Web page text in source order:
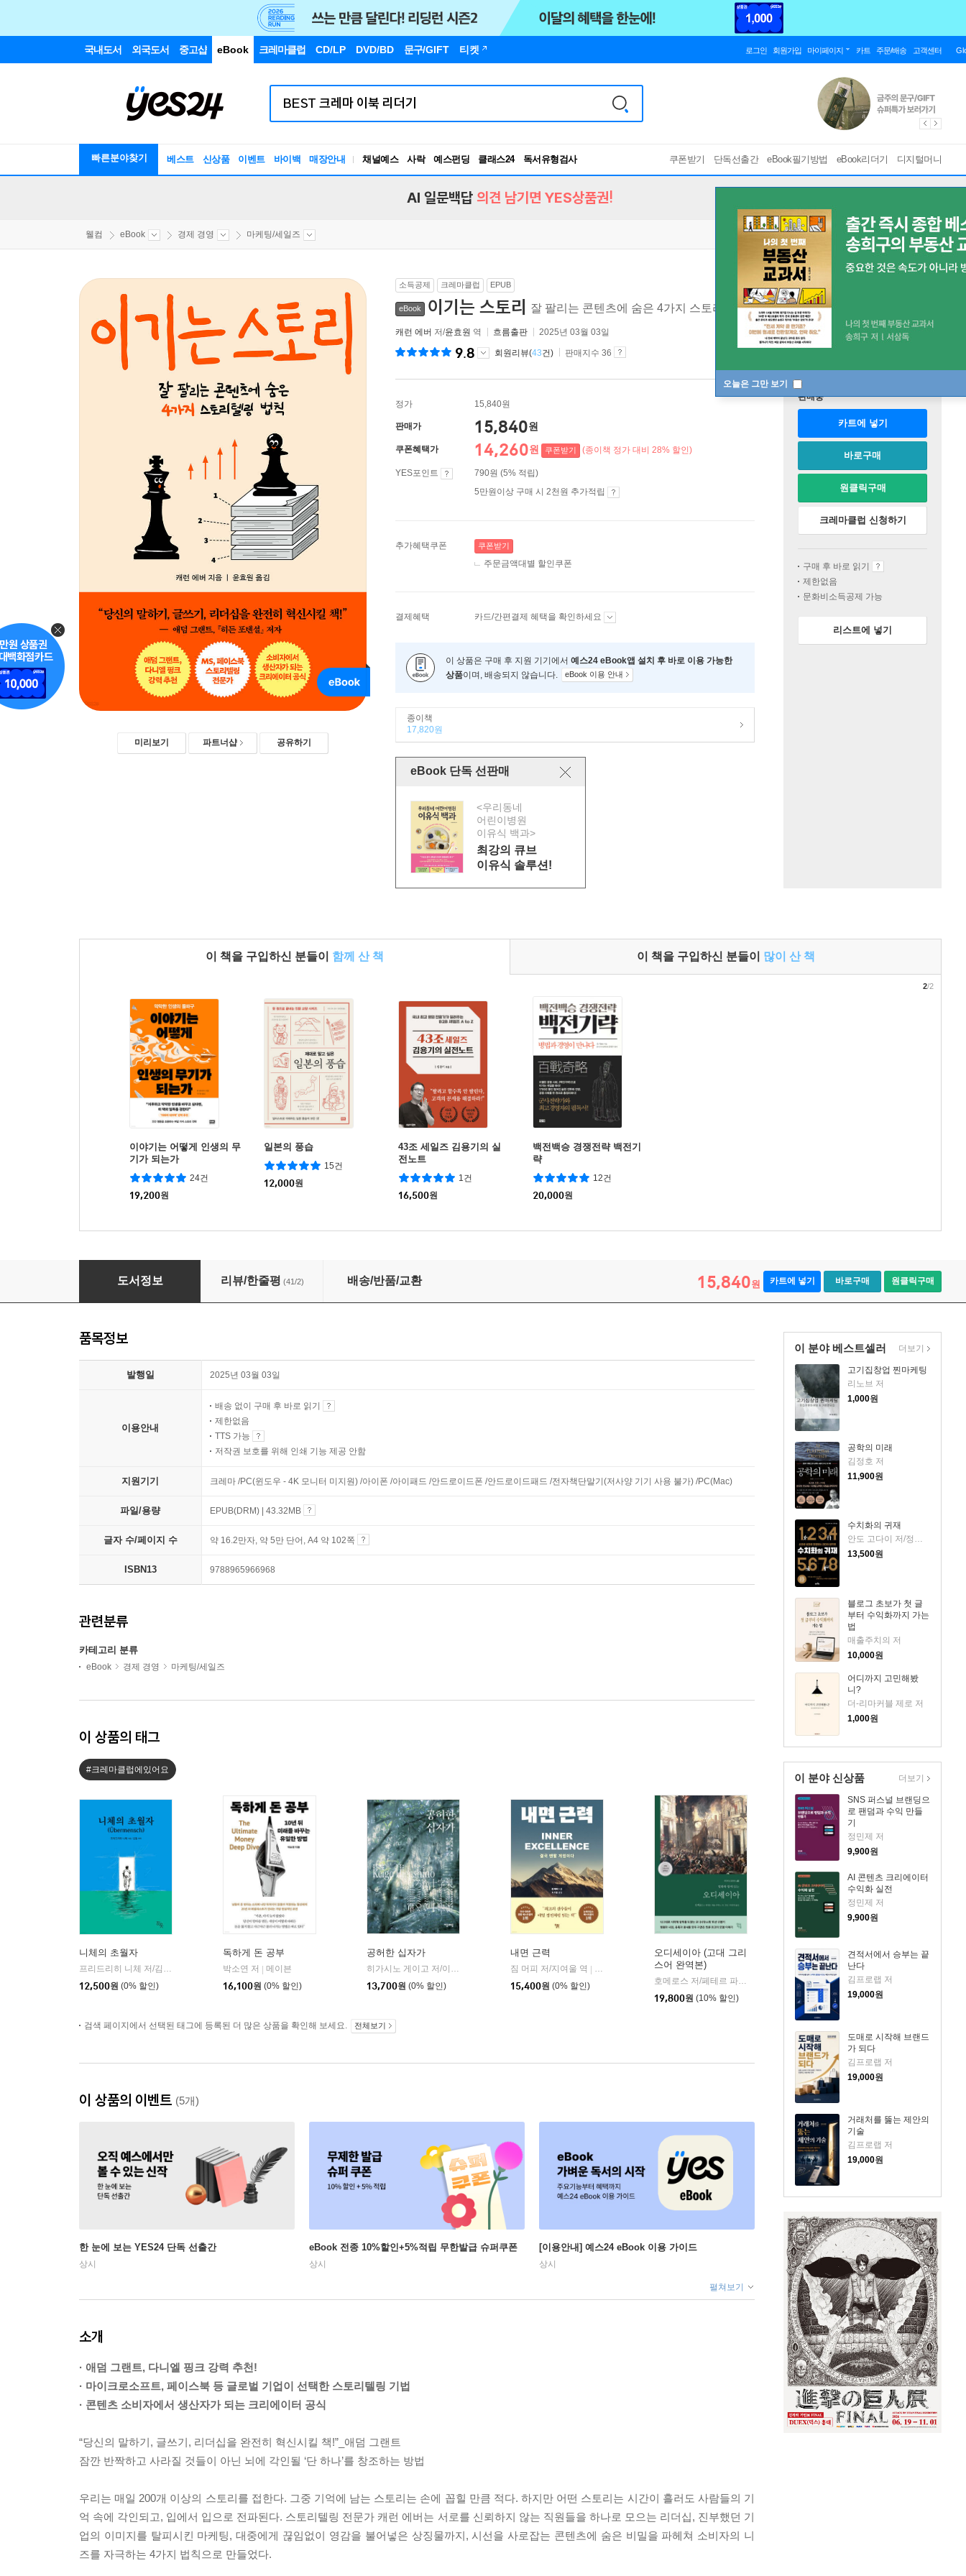
국내도서 외국도서 중고샵 eBook 크레마클럽 CD/LP DVD/BD 문구/GIFT 티켓 로그인 회원가입 마이페이지 카트 주문/배송 고객센터
빠른분야찾기 베스트 신상품 이벤트 바이백 매장안내 채널예스 사락 예스펀딩 클래스24
독서유형검사
RBTI Lab
쿠폰받기 단독선출간 eBook필기방법 eBook리더기 디지털머니
오늘은 그만 보기
AI 일문백답 의견 남기면 YES상품권!
웰컴 eBook 경제 경영 마케팅/세일즈
미리보기 파트너샵 공유하기
소득공제 크레마클럽 EPUB
eBook 이기는 스토리 잘 팔리는 콘텐츠에 숨은 4가지 스토리텔링 법칙[ EPUB ]
캐런 에버 저/윤효원 역 흐름출판 2025년 03월 03일
9.8 회원리뷰(43건) 판매지수 36
정가 15,840원
판매가 15,840원
쿠폰혜택가 14,260원 쿠폰받기 (종이책 정가 대비 28% 할인)
YES포인트
790원 (5% 적립)
5만원이상 구매 시 2천원 추가적립
추가혜택쿠폰 쿠폰받기
주문금액대별 할인쿠폰
결제혜택 카드/간편결제 혜택을 확인하세요
이 상품은 구매 후 지원 기기에서 예스24 eBook앱 설치 후 바로 이용 가능한
상품이며, 배송되지 않습니다. eBook 이용 안내
종이책
17,820원
eBook 단독 선판매
<우리동네
어린이병원
이유식 백과>
최강의 큐브
이유식 솔루션!
판매중
카트에 넣기
바로구매
원클릭구매
크레마클럽 신청하기
구매 후 바로 읽기
제한없음
문화비소득공제 가능
리스트에 넣기
이 책을 구입하신 분들이 함께 산 책 이 책을 구입하신 분들이 많이 산 책
이야기는 어떻게 인생의 무
기가 되는가
24건
19,200원
일본의 풍습
15건
12,000원
43조 세일즈 김용기의 실
전노트
1건
16,500원
백전백승 경쟁전략 백전기
략
12건
20,000원
2/2
이기는 스토리
도서정보 리뷰/한줄평 (41/2) 배송/반품/교환 15,840원 카트에 넣기 바로구매 원클릭구매
이 분야 베스트셀러
고기집창업 찐마케팅
리노브 저
1,000원
공학의 미래
김정호 저
11,900원
수치화의 귀재
안도 고다이 저/정혁 역
13,500원
블로그 초보가 첫 글
부터 수익화까지 가는
법
매출주치의 저
10,000원
어디까지 고민해봤
니?
더-리마커블 제로 저
1,000원
더보기
이 분야 신상품
SNS 퍼스널 브랜딩으
로 팬덤과 수익 만들
기
정민제 저
9,900원
AI 콘텐츠 크리에이터
수익화 실전
정민제 저
9,900원
견적서에서 승부는 끝
난다
김프로랩 저
19,000원
도매로 시작해 브랜드
가 되다
김프로랩 저
19,000원
거래처를 뚫는 제안의
기술
김프로랩 저
19,000원
더보기
품목정보
발행일 2025년 03월 03일
이용안내
배송 없이 구매 후 바로 읽기
제한없음
TTS 가능
저작권 보호를 위해 인쇄 기능 제공 안함
지원기기 크레마 /PC(윈도우 - 4K 모니터 미지원) /아이폰 /아이패드 /안드로이드폰 /안드로이드패드 /전자책단말기(저사양 기기 사용 불가) /PC(Mac)
파일/용량 EPUB(DRM) | 43.32MB
글자 수/페이지 수 약 16.2만자, 약 5만 단어, A4 약 102쪽
ISBN13 9788965966968
관련분류
카테고리 분류
eBook 경제 경영 마케팅/세일즈
이 상품의 태그
#크레마클럽에있어요
니체의 초월자
프리드리히 니체 저/김철 편역
12,500원 (0% 할인)
독하게 돈 공부
박소연 저
메이븐
16,100원 (0% 할인)
공허한 십자가
히가시노 게이고 저/이선희 역
자음과모음
13,700원 (0% 할인)
내면 근력
짐 머피 저/지여울 역
윌북(willbook)
15,400원 (0% 할인)
오디세이아 (고대 그리
스어 완역본)
호메로스 저/페테르 파울 루벤스 그림/박문재 역 |
현대지성
19,800원 (10% 할인)
검색 페이지에서 선택된 태그에 등록된 더 많은 상품을 확인해 보세요. 전체보기
이 상품의 이벤트 (5개)
한 눈에 보는 YES24 단독 선출간
상시
eBook 전종 10%할인+5%적립 무한발급 슈퍼쿠폰
상시
[이용안내] 예스24 eBook 이용 가이드
상시
펼쳐보기
소개
· 애덤 그랜트, 다니엘 핑크 강력 추천!
· 마이크로소프트, 페이스북 등 글로벌 기업이 선택한 스토리텔링 기법
· 콘텐츠 소비자에서 생산자가 되는 크리에이터 공식
“당신의 말하기, 글쓰기, 리더십을 완전히 혁신시킬 책!”_애덤 그랜트
잠깐 반짝하고 사라질 것들이 아닌 뇌에 각인될 ‘단 하나’를 창조하는 방법
우리는 매일 200개 이상의 스토리를 접한다. 그중 기억에 남는 스토리는 손에 꼽힐 만큼 적다. 하지만 어떤 스토리는 시간이 흘러도 사람들의 기
억 속에 각인되고, 입에서 입으로 전파된다. 스토리텔링 전문가 캐런 에버는 서로를 신뢰하지 않는 직원들을 하나로 모으는 리더십, 진부했던 기
업의 이미지를 탈피시킨 마케팅, 대중에게 끊임없이 영감을 불어넣은 상징물까지, 시선을 사로잡는 콘텐츠에 숨은 비밀을 파헤쳐 소비자의 니
즈를 자극하는 4가지 법칙으로 만들었다.